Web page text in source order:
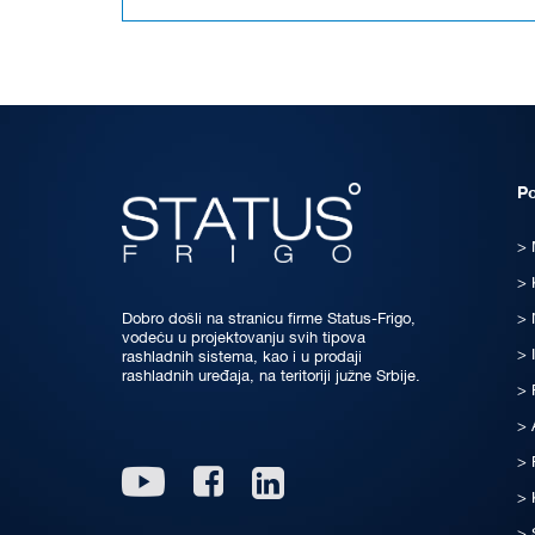
Dobro došli na stranicu firme Status-Frigo,
vodeću u projektovanju svih tipova
rashladnih sistema, kao i u prodaji
rashladnih uređaja, na teritoriji južne Srbije.
Youtube Facebook